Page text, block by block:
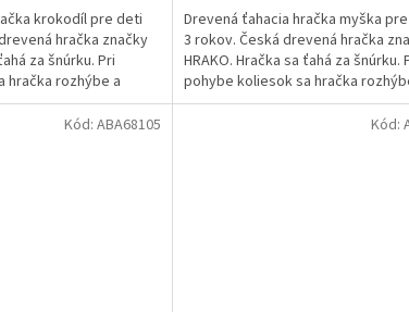
krokodíl pre deti
hračka značky
za šnúrku. Pri
hračka rozhýbe a
Drevená ťahacia hračka myška
3 rokov. Česká drevená hračka
HRAKO. Hračka sa ťahá za šnúrku.
pohybe koliesok sa hračka
začne vydávať klapací zvuk.
Kód: ABA68105 Kód: